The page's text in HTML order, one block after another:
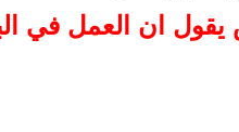
ان العمل في